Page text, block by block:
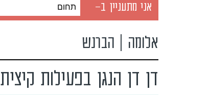
אני מתעניין ב- תחום
אלומה | הברנש
דן דן הנגן בפעילות קיצית